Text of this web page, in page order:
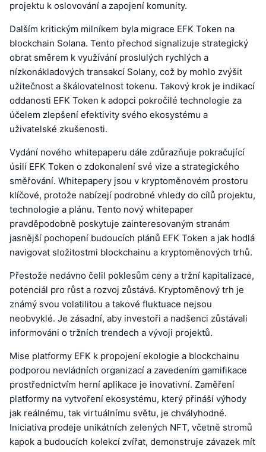
projektu k oslovování a zapojení komunity.
Dalším kritickým milníkem byla migrace EFK Token na
blockchain Solana. Tento přechod signalizuje strategický
obrat směrem k využívání proslulých rychlých a
nízkonákladových transakcí Solany, což by mohlo zvýšit
užitečnost a škálovatelnost tokenu. Takový krok je indikací
oddanosti EFK Token k adopci pokročilé technologie za
účelem zlepšení efektivity svého ekosystému a
uživatelské zkušenosti.
Vydání nového whitepaperu dále zdůrazňuje pokračující
úsilí EFK Token o zdokonalení své vize a strategického
směřování. Whitepapery jsou v kryptoměnovém prostoru
klíčové, protože nabízejí podrobné vhledy do cílů projektu,
technologie a plánu. Tento nový whitepaper
pravděpodobně poskytuje zainteresovaným stranám
jasnější pochopení budoucích plánů EFK Token a jak hodlá
navigovat složitostmi blockchainu a kryptoměnových trhů.
Přestože nedávno čelil poklesům ceny a tržní kapitalizace,
potenciál pro růst a rozvoj zůstává. Kryptoměnový trh je
známý svou volatilitou a takové fluktuace nejsou
neobvyklé. Je zásadní, aby investoři a nadšenci zůstávali
informováni o tržních trendech a vývoji projektů.
Mise platformy EFK k propojení ekologie a blockchainu
podporou nevládních organizací a zavedením gamifikace
prostřednictvím herní aplikace je inovativní. Zaměření
platformy na vytvoření ekosystému, který přináší výhody
jak reálnému, tak virtuálnímu světu, je chvályhodné.
Iniciativa prodeje unikátních zelených NFT, včetně stromů
kapok a budoucích kolekcí zvířat, demonstruje závazek mít